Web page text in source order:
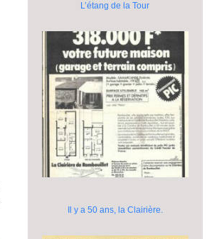
L’étang de la Tour
Il y a 50 ans, la Clairière.